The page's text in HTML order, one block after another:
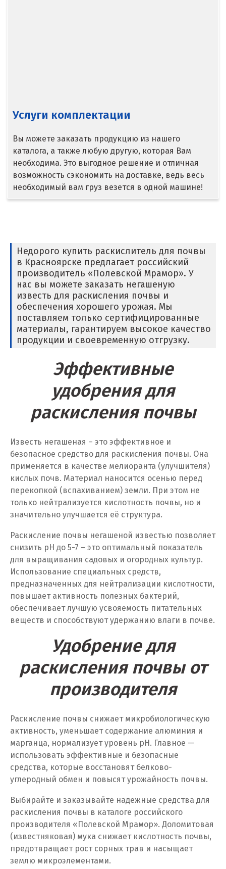
Надым
Наро-Фоминск
Невьянск
Нефтеюганск
Нижневартовск
Нижний Тагил
Новгород
Новокоалиновый
Новокузнецк
Новороссийск
Новосибирск
Новоуральск
Новоуткинск
Ноябрьск
Нягань
О
Одинцово
Омск
Орел
Оренбург
Орехово-Зуево
Павловский Посад
Первоуральск
Подольск
Походилова
Псков
Пушкино
Пятигорск
Услуги комплектации
Вы можете заказать продукцию из нашего
каталога, а также любую другую, которая Вам
необходима. Это выгодное решение и отличная
возможность сэкономить на доставке, ведь весь
необходимый вам груз везется в одной машине!
Недорого купить раскислитель для почвы
в Красноярске предлагает российский
производитель «Полевской Мрамор». У
нас вы можете заказать негашеную
известь для раскисления почвы и
обеспечения хорошего урожая. Мы
поставляем только сертифицированные
материалы, гарантируем высокое качество
продукции и своевременную отгрузку.
Эффективные
удобрения для
раскисления почвы
Известь негашеная – это эффективное и
безопасное средство для раскисления почвы. Она
применяется в качестве мелиоранта (улучшителя)
кислых почв. Материал наносится осенью перед
перекопкой (вспахиванием) земли. При этом не
только нейтрализуется кислотность почвы, но и
значительно улучшается её структура.
Раскисление почвы негашеной известью позволяет
снизить pH до 5-7 – это оптимальный показатель
для выращивания садовых и огородных культур.
Использование специальных средств,
предназначенных для нейтрализации кислотности,
повышает активность полезных бактерий,
обеспечивает лучшую усвояемость питательных
веществ и способствуют удержанию влаги в почве.
Удобрение для
раскисления почвы от
производителя
Раскисление почвы снижает микробиологическую
активность, уменьшает содержание алюминия и
марганца, нормализует уровень pH. Главное —
использовать эффективные и безопасные
средства, которые восстановят белково-
углеродный обмен и повысят урожайность почвы.
Выбирайте и заказывайте надежные средства для
раскисления почвы в каталоге российского
производителя «Полевской Мрамор». Доломитовая
(известняковая) мука снижает кислотность почвы,
предотвращает рост сорных трав и насыщает
землю микроэлементами.